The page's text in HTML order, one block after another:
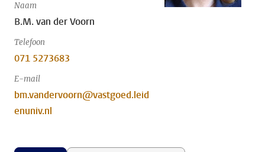
Naam
B.M. van der Voorn
Telefoon
071 5273683
E-mail
bm.vandervoorn@vastgoed.leid
enuniv.nl